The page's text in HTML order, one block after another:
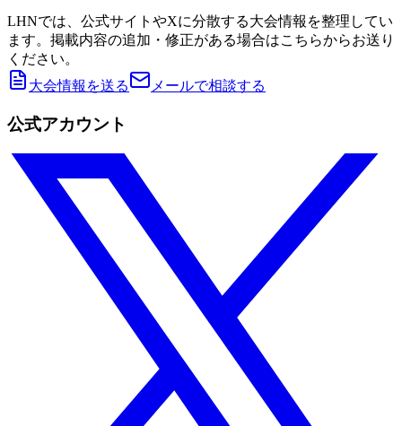
LHNでは、公式サイトやXに分散する大会情報を整理してい
ます。掲載内容の追加・修正がある場合はこちらからお送り
ください。
大会情報を送る
メールで相談する
公式アカウント